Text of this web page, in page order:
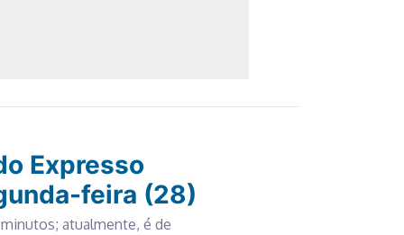
Expresso
feira (28)
atualmente, é de